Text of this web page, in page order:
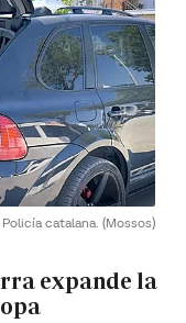
catalana. (Mossos)
expande la